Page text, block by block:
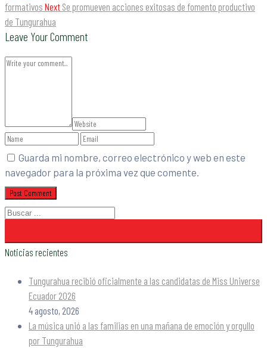
formativos Next Se promueven acciones exitosas de fomento productivo
de Tungurahua
Leave Your Comment
Guarda mi nombre, correo electrónico y web en este
navegador para la próxima vez que comente.
Noticias recientes
Tungurahua recibió oficialmente a las candidatas de Miss Universe
Ecuador 2026
4 agosto, 2026
La música unió a las familias en una mañana de emoción y orgullo
por Tungurahua